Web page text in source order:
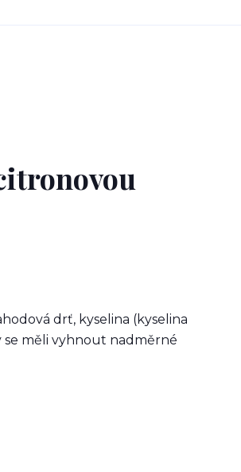
drť, kyselina (kyselina
se měli vyhnout nadměrné